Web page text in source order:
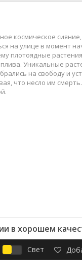
космическое
на улице в момент
плотоядные
Уникальные
на свободу и
что несло им
в хорошем
Свет